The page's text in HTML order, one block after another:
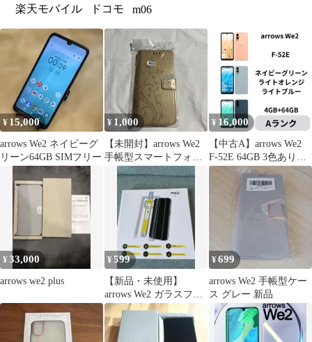
楽天モバイル
ドコモ m06
¥ 15,000
arrows We2 ネイビーグ
リーン64GB SIMフリー
¥ 1,000
【未開封】arrows We2
手帳型スマートフォン
ケース ゴールド
¥ 16,000
【中古A】arrows We2
F-52E 64GB 3色あり
SIMフリー 白ロム
¥33,000
arrows we2 plus
¥599
【新品・未使用】
arrows We2 ガラスフィ
ルム 2枚 9H
¥699
arrows We2 手帳型ケー
ス グレー 新品